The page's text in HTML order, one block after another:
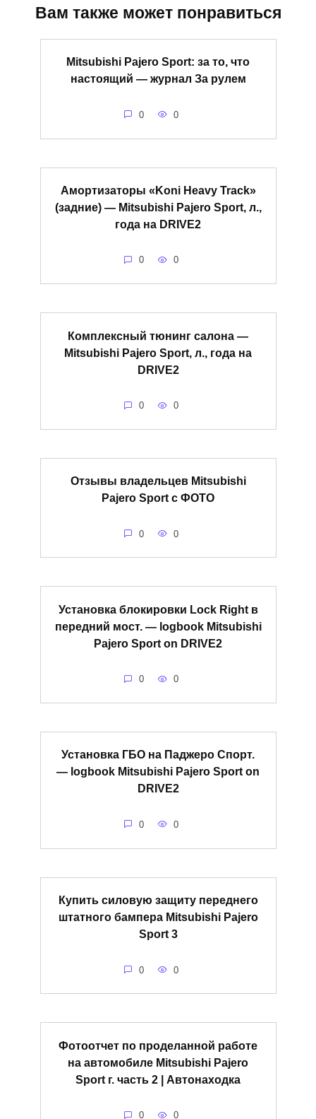
Вам также может понравиться
Mitsubishi Pajero Sport: за то, что
настоящий — журнал За рулем
0 0
Амортизаторы «Koni Heavy Track»
(задние) — Mitsubishi Pajero Sport, л.,
года на DRIVE2
0 0
Комплексный тюнинг салона —
Mitsubishi Pajero Sport, л., года на
DRIVE2
0 0
Отзывы владельцев Mitsubishi
Pajero Sport с ФОТО
0 0
Установка блокировки Lock Right в
передний мост. — logbook Mitsubishi
Pajero Sport on DRIVE2
0 0
Установка ГБО на Паджеро Спорт.
— logbook Mitsubishi Pajero Sport on
DRIVE2
0 0
Купить силовую защиту переднего
штатного бампера Mitsubishi Pajero
Sport 3
0 0
Фотоотчет по проделанной работе
на автомобиле Mitsubishi Pajero
Sport г. часть 2 | Автонаходка
0 0